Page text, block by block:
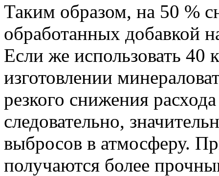
Таким образом, на 50 %
обработанных добавкой
Если же использовать 40
изготовлении
резкого снижения
следовательно,
выбросов в атмосферу.
получаются более